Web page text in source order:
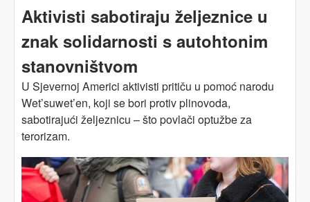
Aktivisti sabotiraju željeznice u
znak solidarnosti s autohtonim
stanovništvom
U Sjevernoj Americi aktivisti pritiču u pomoć narodu
Wet’suwet’en, koji se bori protiv plinovoda,
sabotirajući željeznicu – što povlači optužbe za
terorizam.